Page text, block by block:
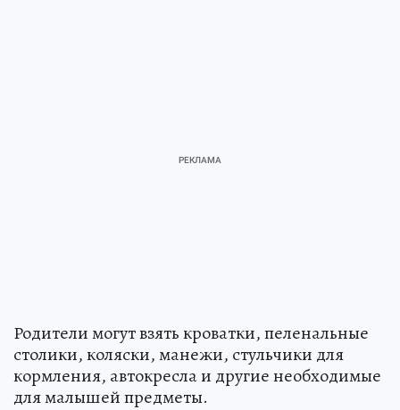
Родители могут взять кроватки, пеленальные
столики, коляски, манежи, стульчики для
кормления, автокресла и другие необходимые
для малышей предметы.